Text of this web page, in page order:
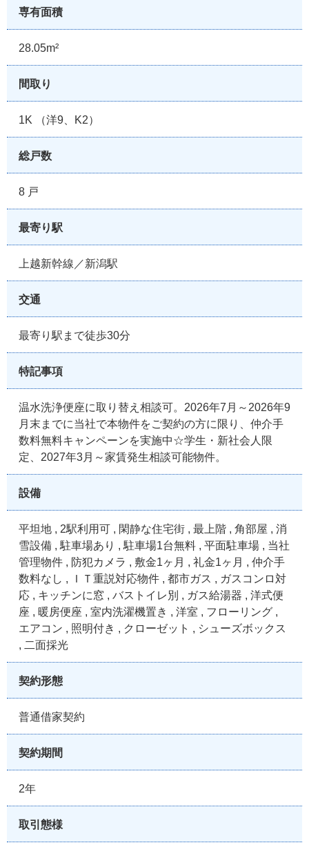
専有面積
28.05m²
間取り
1K （洋9、K2）
総戸数
8 戸
最寄り駅
上越新幹線／新潟駅
交通
最寄り駅まで徒歩30分
特記事項
温水洗浄便座に取り替え相談可。2026年7月～2026年9
月末までに当社で本物件をご契約の方に限り、仲介手
数料無料キャンペーンを実施中☆学生・新社会人限
定、2027年3月～家賃発生相談可能物件。
設備
平坦地 , 2駅利用可 , 閑静な住宅街 , 最上階 , 角部屋 , 消
雪設備 , 駐車場あり , 駐車場1台無料 , 平面駐車場 , 当社
管理物件 , 防犯カメラ , 敷金1ヶ月 , 礼金1ヶ月 , 仲介手
数料なし , ＩＴ重説対応物件 , 都市ガス , ガスコンロ対
応 , キッチンに窓 , バストイレ別 , ガス給湯器 , 洋式便
座 , 暖房便座 , 室内洗濯機置き , 洋室 , フローリング ,
エアコン , 照明付き , クローゼット , シューズボックス
, 二面採光
契約形態
普通借家契約
契約期間
2年
取引態様